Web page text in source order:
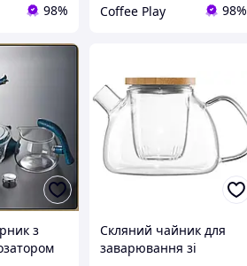
98% Coffee Play 98%
з
Скляний чайник для
заварювання зі